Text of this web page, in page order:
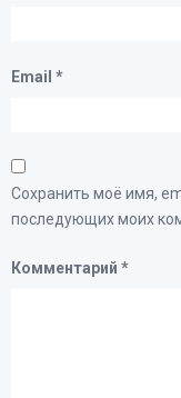
Email *
Сохранить моё имя,
последующих моих
Комментарий *